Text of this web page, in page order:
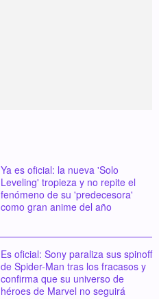
Ya es oficial: la nueva 'Solo
Leveling' tropieza y no repite el
fenómeno de su 'predecesora'
como gran anime del año
Es oficial: Sony paraliza sus spinoff
de Spider-Man tras los fracasos y
confirma que su universo de
héroes de Marvel no seguirá